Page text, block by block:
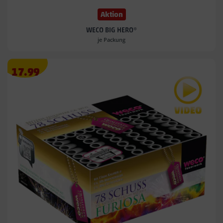
Aktion
WECO BIG HERO*
je Packung
Angebotspreis
17.99